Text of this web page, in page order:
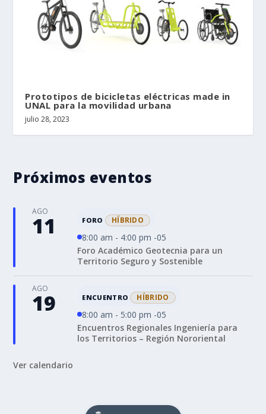
Prototipos de bicicletas eléctricas made in
UNAL para la movilidad urbana
julio 28, 2023
Próximos eventos
AGO
11 FORO HÍBRIDO
8:00 am - 4:00 pm -05
Foro Académico Geotecnia para un
Territorio Seguro y Sostenible
AGO
19 ENCUENTRO HÍBRIDO
8:00 am - 5:00 pm -05
Encuentros Regionales Ingeniería para
los Territorios – Región Nororiental
Ver calendario